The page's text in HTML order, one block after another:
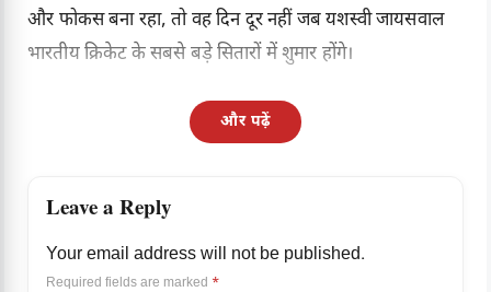
और फोकस बना रहा, तो वह दिन दूर नहीं जब यशस्वी जायसवाल
भारतीय क्रिकेट के सबसे बड़े सितारों में शुमार होंगे।
और पढ़ें
Leave a Reply
Your email address will not be published.
Required fields are marked *